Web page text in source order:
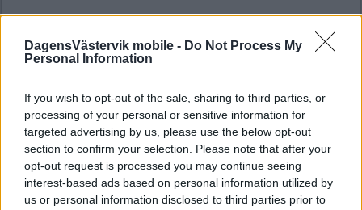
DagensVästervik mobile - Do Not Process My
Personal Information
If you wish to opt-out of the sale, sharing to third parties, or
processing of your personal or sensitive information for
targeted advertising by us, please use the below opt-out
section to confirm your selection. Please note that after your
opt-out request is processed you may continue seeing
interest-based ads based on personal information utilized by
us or personal information disclosed to third parties prior to